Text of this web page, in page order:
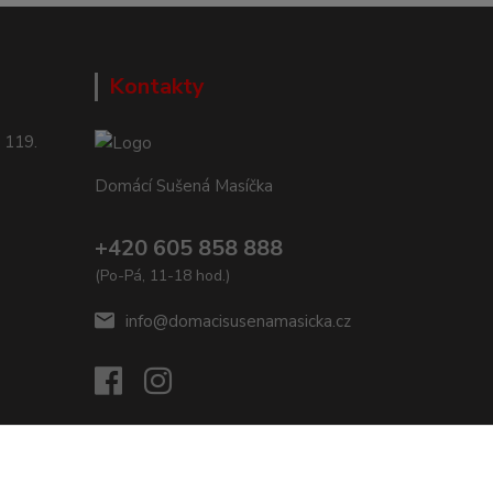
119.
Kontakty
Domácí Sušená Masíčka
+420 605 858 888
(Po-Pá, 11-18 hod.)
info@domacisusenamasicka.cz